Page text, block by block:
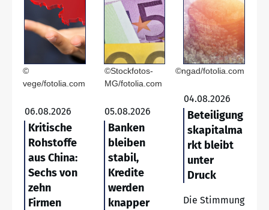
©
vege/fotolia.com
06.08.2026
Kritische
Rohstoffe
aus China:
Sechs von
zehn
Firmen
©Stockfotos-
MG/fotolia.com
05.08.2026
Banken
bleiben
stabil,
Kredite
werden
knapper
©ngad/fotolia.com
04.08.2026
Beteiligung
skapitalma
rkt bleibt
unter
Druck
Die Stimmung